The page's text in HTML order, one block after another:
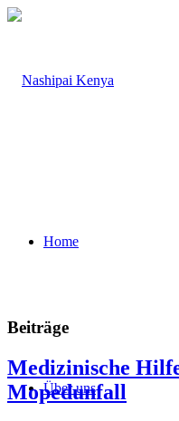
Home
Über uns
Beiträge
Medizinische
Mopedunfall